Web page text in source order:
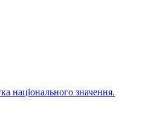
національного значення.